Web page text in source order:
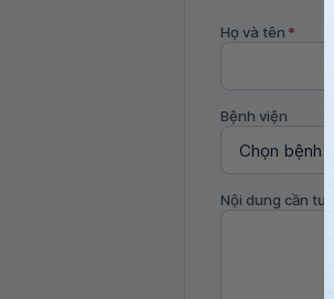
Họ và tên *
Bệnh viện
Nội dung cần tư